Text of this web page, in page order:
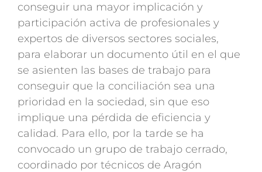
conseguir una mayor implicación y
participación activa de profesionales y
expertos de diversos sectores sociales,
para elaborar un documento útil en el que
se asienten las bases de trabajo para
conseguir que la conciliación sea una
prioridad en la sociedad, sin que eso
implique una pérdida de eficiencia y
calidad. Para ello, por la tarde se ha
convocado un grupo de trabajo cerrado,
coordinado por técnicos de Aragón